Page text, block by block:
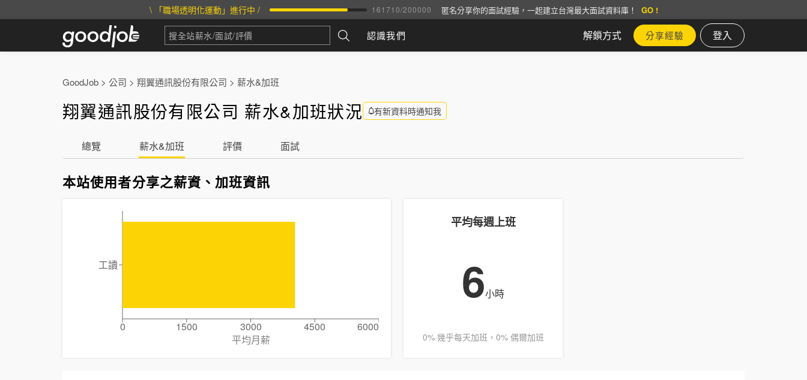
\ 「職場透明化運動」進行中 / 161710/200000 匿名分享你的面試經驗，一起建立台灣最大面試資料庫！ GO !
認識我們 解鎖方式 分享經驗 登入
GoodJob > 公司 > 翔翼通訊股份有限公司 > 薪水&加班
翔翼通訊股份有限公司 薪水&加班狀況 有新資料時通知我
總覽 薪水&加班 評價 面試
本站使用者分享之薪資、加班資訊
0 1500 3000 4500
6000
平均月薪
工讀
平均每週上班
6小時
0% 幾乎每天加班，0% 偶爾加班